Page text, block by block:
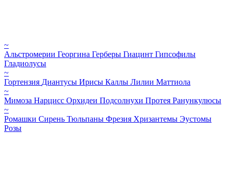
~
Альстромерии Георгина Герберы Гиацинт Гипсофилы
Гладиолусы
~
Гортензия Диантусы Ирисы Каллы Лилии Маттиола
~
Мимоза Нарцисс Орхидеи Подсолнухи Протея Ранункулюсы
~
Ромашки Сирень Тюльпаны Фрезия Хризантемы Эустомы
Розы